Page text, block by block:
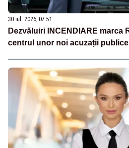
30 iul. 2026, 07:51
Dezvăluiri INCENDIARE marca
centrul unor noi acuzații publice